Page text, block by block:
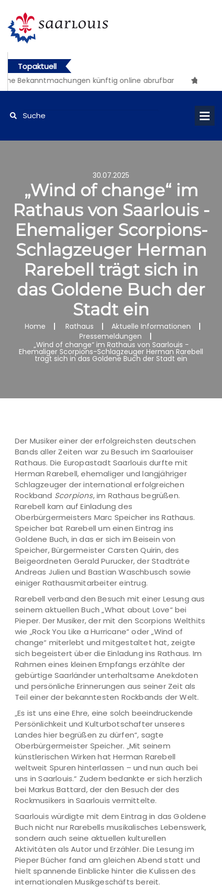
Topaktuell
Bekanntmachungen künftig online abrufbar
30.07.2025
„Wind of change“ im
Rathaus von Saarlouis -
Ehemaliger Scorpions-
Schlagzeuger Herman
Rarebell trägt sich in
das Goldene Buch der
Stadt ein
Home Rathaus
Aktuelle Informationen
Pressemeldungen
„Wind of change“ im Rathaus von Saarlouis -
Ehemaliger Scorpions-Schlagzeuger Herman Rarebell
trägt sich in das Goldene Buch der Stadt ein
Der Musiker einer der erfolgreichsten deutschen
Bands aller Zeiten war zu Besuch im Saarlouiser
Rathaus. Die Europastadt Saarlouis durfte mit
Herman Rarebell, ehemaliger und langjähriger
Schlagzeuger der international erfolgreichen
Rockband Scorpions, im Rathaus begrüßen.
Rarebell kam auf Einladung des
Oberbürgermeisters Marc Speicher ins Rathaus.
Speicher bat Rarebell um einen Eintrag ins
Goldene Buch, in das er sich im Beisein von
Speicher, Bürgermeister Carsten Quirin, des
Beigeordneten Gerald Purucker, der Stadträte
Andreas Julien und Bastian Waschbusch sowie
einiger Rathausmitarbeiter eintrug.
Rarebell verband den Besuch mit einer Lesung aus
seinem aktuellen Buch „What about Love“ bei
Pieper. Der Musiker, der mit den Scorpions Welthits
wie „Rock You Like a Hurricane“ oder „Wind of
change“ miterlebt und mitgestaltet hat, zeigte
sich begeistert über die Einladung ins Rathaus. Im
Rahmen eines kleinen Empfangs erzählte der
gebürtige Saarländer unterhaltsame Anekdoten
und persönliche Erinnerungen aus seiner Zeit als
Teil einer der bekanntesten Rockbands der Welt.
„Es ist uns eine Ehre, eine solch beeindruckende
Persönlichkeit und Kulturbotschafter unseres
Landes hier begrüßen zu dürfen“, sagte
Oberbürgermeister Speicher. „Mit seinem
künstlerischen Wirken hat Herman Rarebell
weltweit Spuren hinterlassen – und nun auch bei
uns in Saarlouis.“ Zudem bedankte er sich herzlich
bei Markus Battard, der den Besuch der des
Rockmusikers in Saarlouis vermittelte.
Saarlouis würdigte mit dem Eintrag in das Goldene
Buch nicht nur Rarebells musikalisches Lebenswerk,
sondern auch seine aktuellen kulturellen
Aktivitäten als Autor und Erzähler. Die Lesung im
Pieper Bücher fand am gleichen Abend statt und
hielt spannende Einblicke hinter die Kulissen des
internationalen Musikgeschäfts bereit.